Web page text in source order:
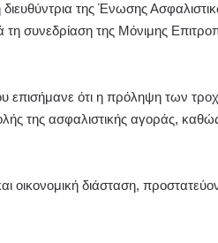
της Ένωσης
συνεδρίαση της Μόνιμης
ότι η πρόληψη των
της ασφαλιστικής αγοράς,
οικονομική διάσταση,